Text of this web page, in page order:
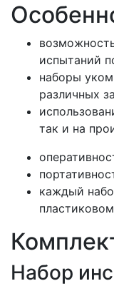
испытаний
наборы
различных
так и на
каждый
Набор